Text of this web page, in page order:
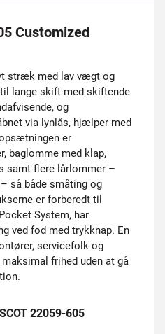
Customized
stræk med lav vægt og
lange skift med skiftende
og
via lynlås, hjælper med
er
baglomme med klap,
samt flere lårlommer –
så både småting og
er forberedt til
System, har
ved fod med trykknap. En
servicefolk og
frihed uden at gå
22059-605